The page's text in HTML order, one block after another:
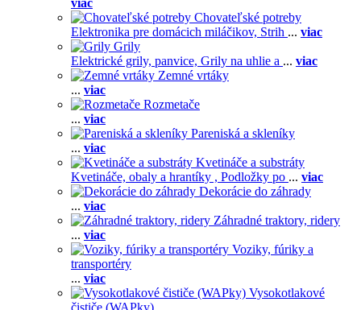
viac
Chovateľské potreby
Elektronika pre domácich miláčikov, Strih ... viac
Grily
Elektrické grily, panvice, Grily na uhlie a ... viac
Zemné vrtáky
... viac
Rozmetače
... viac
Pareniská a skleníky
... viac
Kvetináče a substráty
Kvetináče, obaly a hrantíky , Podložky po ... viac
Dekorácie do záhrady
... viac
Záhradné traktory, ridery
... viac
Voziky, fúriky a
transportéry
... viac
Vysokotlakové
čističe (WAPky)